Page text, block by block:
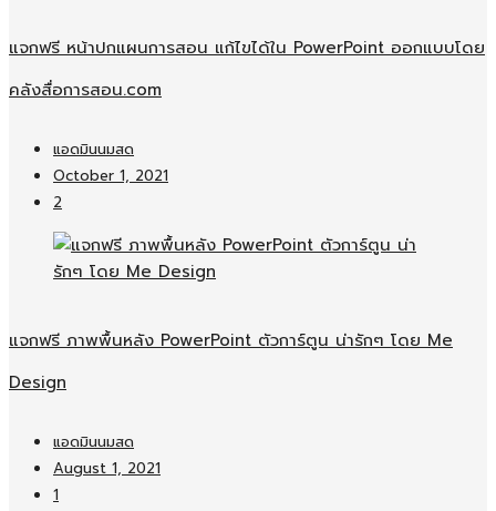
แจกฟรี หน้าปกแผนการสอน แก้ไขได้ใน PowerPoint ออกแบบโดย
คลังสื่อการสอน.com
แอดมินนมสด
October 1, 2021
2
แจกฟรี ภาพพื้นหลัง PowerPoint ตัวการ์ตูน น่ารักๆ โดย Me
Design
แอดมินนมสด
August 1, 2021
1